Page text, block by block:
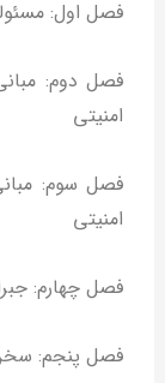
فصل اول:
فصل دوم:
امنیتی
فصل سوم:
امنیتی
فصل چهارم:
فصل پنجم: